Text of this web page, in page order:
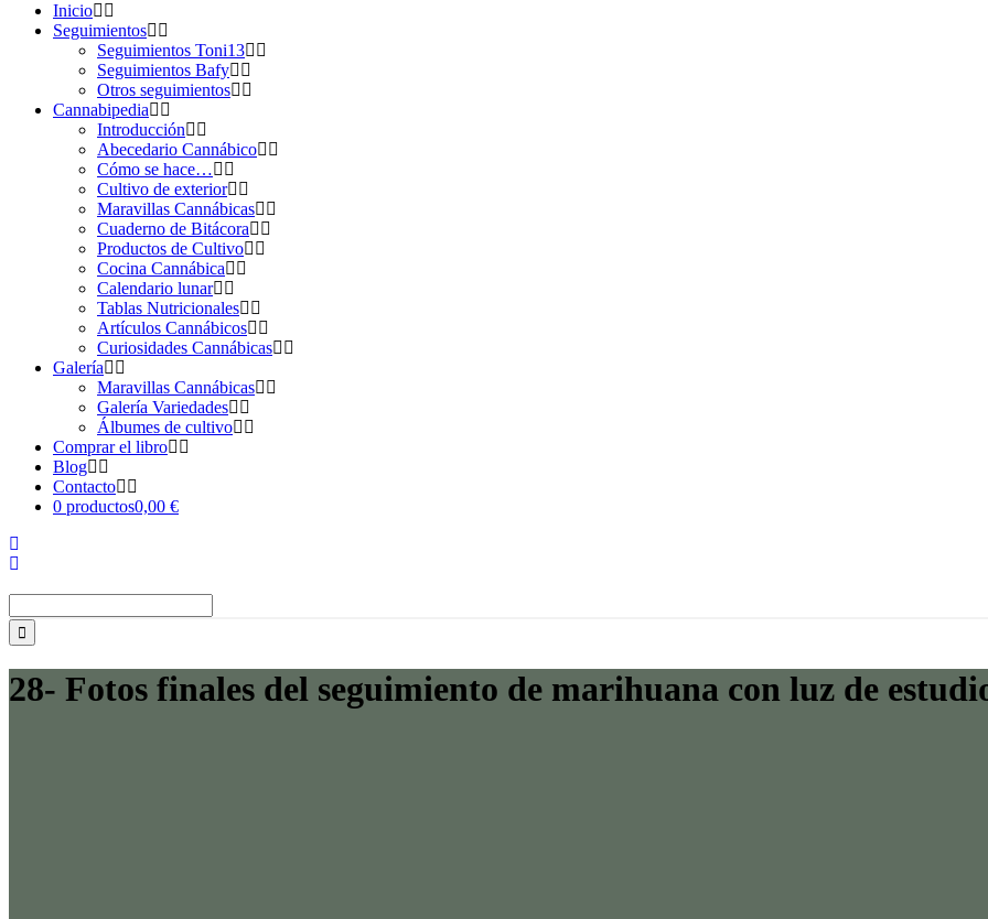
Inicio
Seguimientos
Seguimientos Toni13
Seguimientos Bafy
Otros seguimientos
Cannabipedia
Introducción
Abecedario Cannábico
Cómo se hace…
Cultivo de exterior
Maravillas Cannábicas
Cuaderno de Bitácora
Productos de Cultivo
Cocina Cannábica
Calendario lunar
Tablas Nutricionales
Artículos Cannábicos
Curiosidades Cannábicas
Galería
Maravillas Cannábicas
Galería Variedades
Álbumes de cultivo
Comprar el libro
Blog
Contacto
0 productos0,00 €
28- Fotos finales del seguimiento de marihuana con luz de